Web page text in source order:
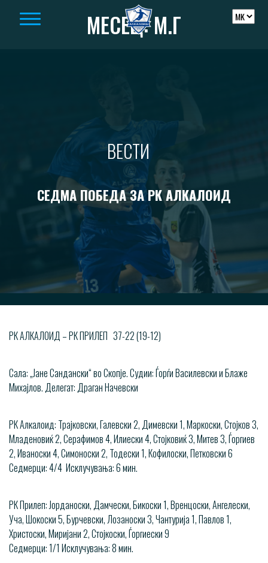
МЕСЕЦ:М.Г
ВЕСТИ
СЕДМА ПОБЕДА ЗА РК АЛКАЛОИД
РК АЛКАЛОИД – РК ПРИЛЕП 37-22 (19-12)
Сала: „Јане Сандански“ во Скопје. Судии: Ѓорѓи Василевски и Блаже
Михајлов. Делегат: Драган Начевски
РК Алкалоид: Трајковски, Галевски 2, Димевски 1, Маркоски, Стојков 3,
Младеновиќ 2, Серафимов 4, Илиески 4, Стојковиќ 3, Митев 3, Ѓоргиев
2, Иваноски 4, Симоноски 2, Тодески 1, Кофилоски, Петковски 6
Седмерци: 4/4 Исклучувања: 6 мин.
РК Прилеп: Јорданоски, Дамчески, Бикоски 1, Вренцоски, Ангелески,
Уча, Шокоски 5, Бурчевски, Лозаноски 3, Чантурија 1, Павлов 1,
Христоски, Миријани 2, Стојкоски, Ѓоргиески 9
Седмерци: 1/1 Исклучувања: 8 мин.